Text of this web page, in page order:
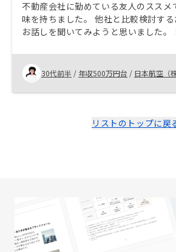
不動産会社に勤めている友人のススメ
味を持ちました。 他社と比較検討する
お話しを聞いてみようと思いました。
の仕組みを知ってもらい、投資の一
してほしいです。
30代前半 / 年収500万円台 / 日本航空（株
リストのトップに戻